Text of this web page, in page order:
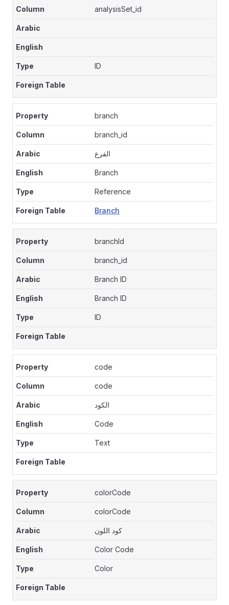
analysisSet_id
ID
branch
branch_id
الفرع
Branch
Reference
Branch
branchId
branch_id
Branch ID
Branch ID
ID
code
code
الكود
Code
Text
colorCode
colorCode
كود اللون
Color Code
Color